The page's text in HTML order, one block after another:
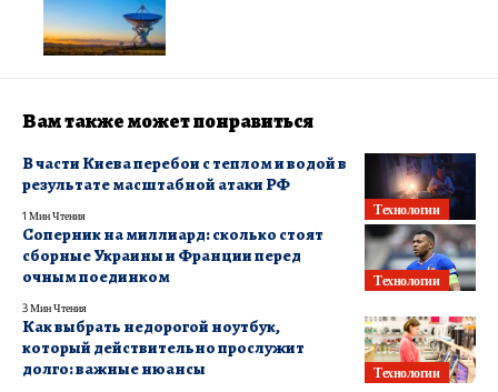
Вам также может понравиться
Технологии
В части Киева перебои с теплом и водой в
результате масштабной атаки РФ
1 Мин Чтения
Технологии
Соперник на миллиард: сколько стоят
сборные Украины и Франции перед
очным поединком
3 Мин Чтения
Технологии
Как выбрать недорогой ноутбук,
который действительно прослужит
долго: важные нюансы